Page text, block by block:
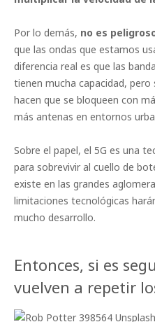
Por lo demás, no es
que las ondas que estamos
diferencia real es que las
tienen mucha capacidad,
hacen que se bloqueen con
más antenas en entornos
Sobre el papel, el 5G es una
para sobrevivir al cuello de
existe en las grandes
limitaciones tecnológicas
mucho desarrollo.
Entonces, si es
vuelven a repetir